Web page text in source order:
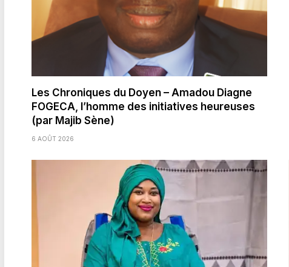
Les Chroniques du Doyen – Amadou Diagne
FOGECA, l’homme des initiatives heureuses
(par Majib Sène)
6 AOÛT 2026